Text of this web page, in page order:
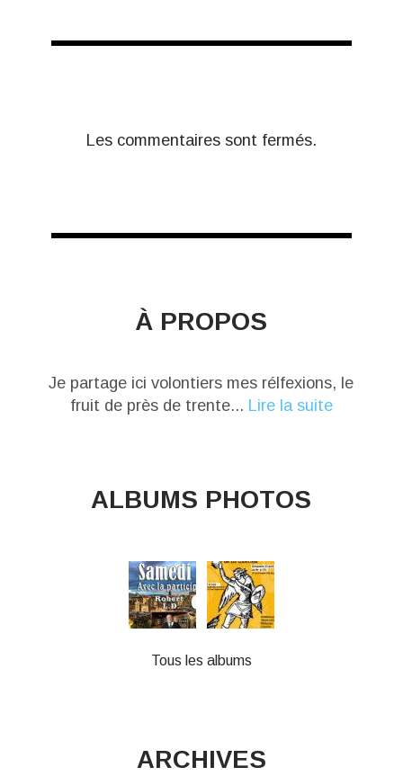
Les commentaires sont fermés.
À PROPOS
Je partage ici volontiers mes rélfexions, le
fruit de près de trente... Lire la suite
ALBUMS PHOTOS
Tous les albums
ARCHIVES